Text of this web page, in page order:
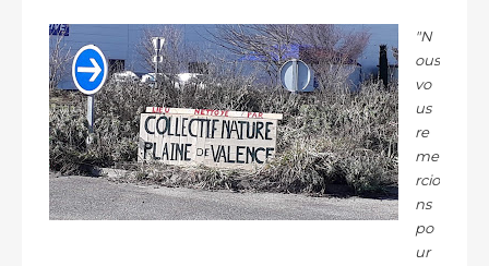
"N
ous
vo
us
re
me
rcio
ns
po
ur